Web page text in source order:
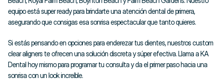
equipo está super ready para brindarte una atención dental de primera,
asegurando que consigas esa sonrisa espectacular que tanto quieres.
Si estás pensando en opciones para enderezar tus dientes, nuestros custom
clear aligners te ofrecen una solución discreta y súper efectiva. Llama a KA
Dental hoy mismo para programar tu consulta y da el primer paso hacia una
sonrisa con un look increíble.